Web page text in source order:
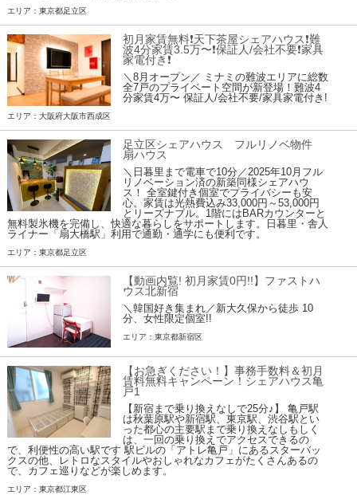
エリア：東京都足立区
初月家賃無料❗️天下茶屋シェアハウス❗️難
波4分家賃3.5万〜❗️保証人/会社不要❗️家具
家電付き❗
＼8月オープン／ ミナミの難波エリアに総数
全7戸のプライベート空間が新登場！難波4
分家賃4万〜 保証人/会社不要/家具家電付き!
エリア：大阪府大阪市西成区
足立区シェアハウス フルリノベ物件
扇ハウス
＼日暮里まで電車で10分／2025年10月フル
リノベーション済の新築同様シェアハウ
ス！ 全室鍵付き個室でプライバシーも安
心。家賃は光熱費込み33,000円～53,000円
とリーズナブル。1階にはBARカウンターと
無料製氷機を完備し、快適な暮らしをサポートします。日暮里・舎人
ライナー「扇大橋駅」利用で通勤・通学にも便利です。
エリア：東京都足立区
【動画内覧! 初月家賃0円!!】ファストハ
ウス北新宿
＼韓国好き集まれ／新大久保から徒歩 10
分、女性限定個室!!
エリア：東京都新宿区
【お急ぎください！】事務手数料＆初月
賃料無料キャンペーン！シェアハウス亀
戸1
【新宿まで乗り換えなしで25分♪】 亀戸駅
は秋葉原駅や新宿駅、東京駅、渋谷駅とい
った都心の主要駅まで乗り換えなしもしく
は、一回の乗り換えでアクセスできるの
で、利便性の高い駅です 駅ビルの「アトレ亀戸」にあるスターバッ
クスの他、レトロなスタイルやおしゃれなカフェがたくさんあるの
で、カフェ巡りなどが楽しめます。
エリア：東京都江東区